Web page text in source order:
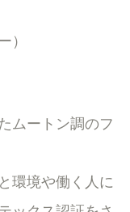
）
ムートン調のフ
環境や働く人に